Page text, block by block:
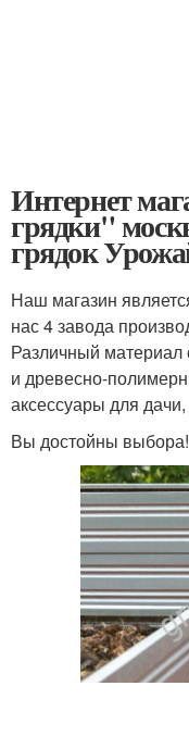
Интернет
грядки"
грядок
Наш магазин
нас 4 завода
Различный
и древесно-
аксессуары для
Вы достойны выбора!